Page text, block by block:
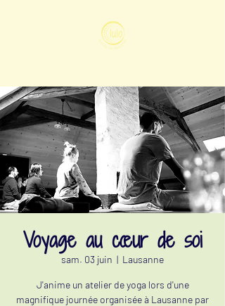
Voyage au cœur de soi
sam. 03 juin
  |
Lausanne
J'anime un atelier de yoga lors d'une
magnifique journée organisée à Lausanne par